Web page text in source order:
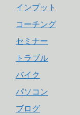
インプット
コーチング
セミナー
トラブル
バイク
パソコン
ブログ